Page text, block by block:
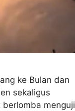
ke Bulan dan
sekaligus
menguji